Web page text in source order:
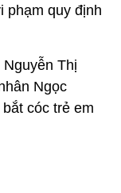
phạm quy định
Thị
Ngọc
cóc trẻ em